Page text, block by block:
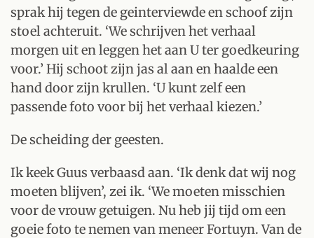
sprak hij tegen de geinterviewde en schoof zijn
stoel achteruit. ‘We schrijven het verhaal
morgen uit en leggen het aan U ter goedkeuring
voor.’ Hij schoot zijn jas al aan en haalde een
hand door zijn krullen. ‘U kunt zelf een
passende foto voor bij het verhaal kiezen.’
De scheiding der geesten.
Ik keek Guus verbaasd aan. ‘Ik denk dat wij nog
moeten blijven’, zei ik. ‘We moeten misschien
voor de vrouw getuigen. Nu heb jij tijd om een
goeie foto te nemen van meneer Fortuyn. Van de